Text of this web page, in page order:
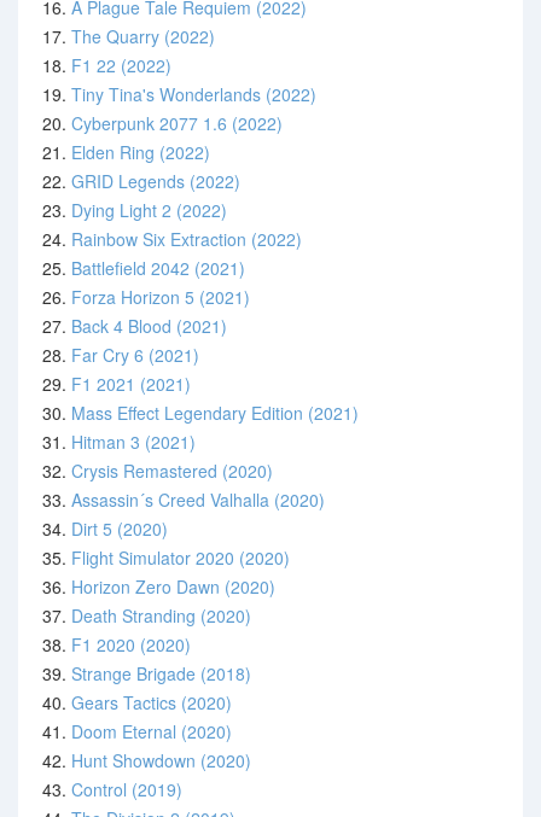
16. A Plague Tale Requiem (2022)
17. The Quarry (2022)
18. F1 22 (2022)
19. Tiny Tina's Wonderlands (2022)
20. Cyberpunk 2077 1.6 (2022)
21. Elden Ring (2022)
22. GRID Legends (2022)
23. Dying Light 2 (2022)
24. Rainbow Six Extraction (2022)
25. Battlefield 2042 (2021)
26. Forza Horizon 5 (2021)
27. Back 4 Blood (2021)
28. Far Cry 6 (2021)
29. F1 2021 (2021)
30. Mass Effect Legendary Edition (2021)
31. Hitman 3 (2021)
32. Crysis Remastered (2020)
33. Assassin´s Creed Valhalla (2020)
34. Dirt 5 (2020)
35. Flight Simulator 2020 (2020)
36. Horizon Zero Dawn (2020)
37. Death Stranding (2020)
38. F1 2020 (2020)
39. Strange Brigade (2018)
40. Gears Tactics (2020)
41. Doom Eternal (2020)
42. Hunt Showdown (2020)
43. Control (2019)